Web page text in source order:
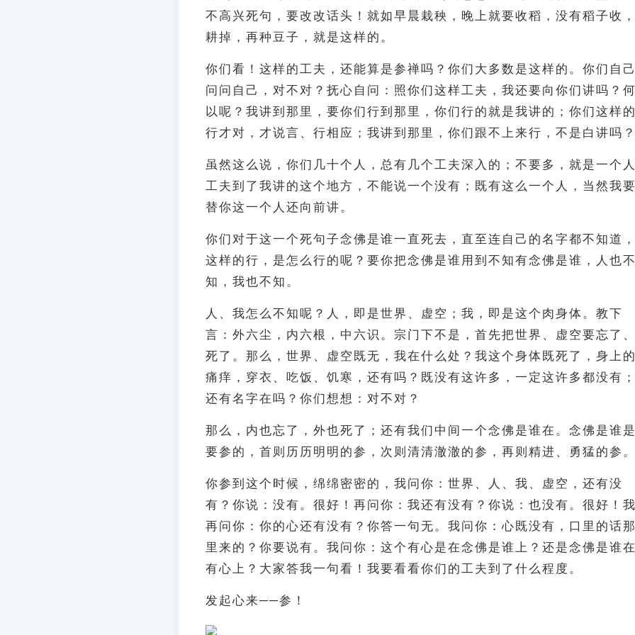
不高兴死句，要改改话头！就如早晨栽秧，晚上就要收稻，没有稻子收，
耕掉，再种豆子，就是这样的。
你们看！这样的工夫，还能算是参禅吗？你们大多数是这样的。你们自己
问问自己，对不对？抚心自问：照你们这样工夫，我还要向你们讲吗？何
以呢？我讲到那里，要你们行到那里，你们行的就是我讲的；你们这样的
行才对，才说言、行相应；我讲到那里，你们跟不上来行，不是白讲吗？
虽然这么说，你们几十个人，总有几个工夫深入的；不要多，就是一个人
工夫到了我讲的这个地方，不能说一个没有；既有这么一个人，当然我要
替你这一个人还向前讲。
你们对于这一个死句子念佛是谁一直死去，直至连自己的名字都不知道，
这样的行，是怎么行的呢？要你把念佛是谁用到不知有念佛是谁，人也不
知，我也不知。
人、我怎么不知呢？人，即是世界、虚空；我，即是这个肉身体。教下
言：外六尘，内六根，中六识。宗门下不是，首先把世界、虚空要忘了、
死了。那么，世界、虚空既无，我在什么处？我这个身体既死了，身上的
痛痒，穿衣、吃饭、饥寒，还有吗？既没有这许多，一定这许多都没有；
还有名字在吗？你们想想：对不对？
那么，内也忘了，外也死了；还有我们中间一个念佛是谁在。念佛是谁是
要参的，首则历历明明的参，次则清清澈澈的参，再则精进、勇猛的参。
你参到这个时候，绵绵密密的，我问你：世界、人、我、虚空，还有没
有？你说：没有。很好！再问你：我还有没有？你说：也没有。很好！我
再问你：你的心还有没有？你答一句无。我问你：心既没有，口里的话那
里来的？你要说有。我问你：这个有心是在念佛是谁上？还是念佛是谁在
有心上？大家答我一句看！我要看看你们的工夫到了什么程度。
发起心来──参！